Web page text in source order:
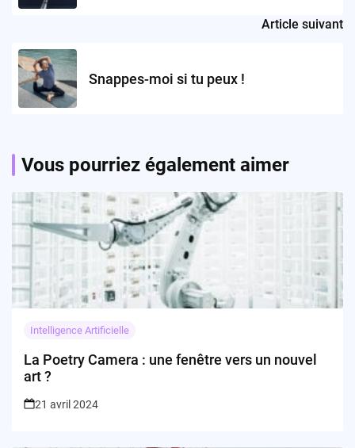
Article suivant
Snappes-moi si tu peux !
Vous pourriez également aimer
Intelligence Artificielle
La Poetry Camera : une fenêtre vers un nouvel
art ?
21 avril 2024